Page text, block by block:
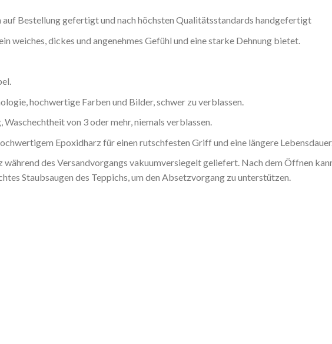
auf Bestellung gefertigt und nach höchsten Qualitätsstandards handgefertigt
weiches, dickes und angenehmes Gefühl und eine starke Dehnung bietet.
hochwertige Farben und Bilder, schwer zu verblassen.
von 3 oder mehr, niemals verblassen.
Epoxidharz für einen rutschfesten Griff und eine längere Lebensdauer.
während des Versandvorgangs vakuumversiegelt geliefert. Nach dem Öffnen
Staubsaugen des Teppichs, um den Absetzvorgang zu unterstützen.